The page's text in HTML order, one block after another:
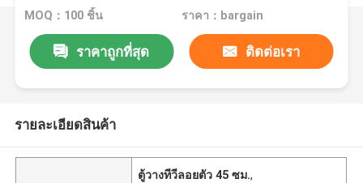
MOQ：100 ชิ้น ราคา：bargain
ราคาถูกที่สุด ติดต่อเรา
รายละเอียดสินค้า
ตู้วางทีวีลอยตัว 45 ซม.,